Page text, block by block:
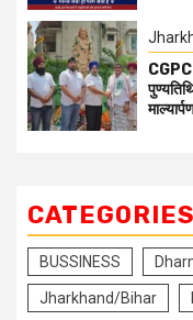
CATEGORIES
BUSSINESS
Jharkhand/Bihar